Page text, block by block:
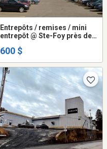
Entrepôts / remises / mini
entrepôt @ Ste-Foy près des
600 $